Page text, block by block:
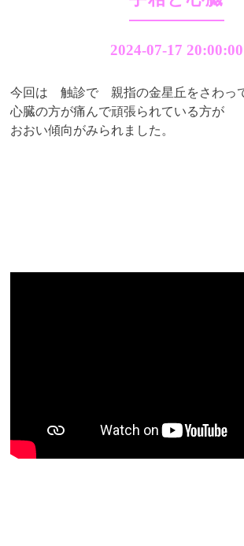
2024-07-17 20:00:00
今回は 触診で 親指の金星丘をさわっ
心臓の方が痛んで頑張られている方が
おおい傾向がみられました。